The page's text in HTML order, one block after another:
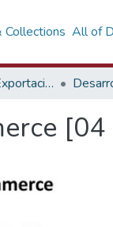
Collections All of
Promoción de las Exportaciones